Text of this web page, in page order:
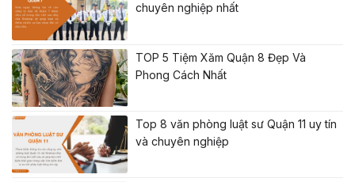
chuyên nghiệp nhất
TOP 5 Tiệm Xăm Quận 8 Đẹp Và
Phong Cách Nhất
Top 8 văn phòng luật sư Quận 11 uy tín
và chuyên nghiệp